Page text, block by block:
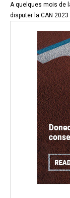
A quelques mois de